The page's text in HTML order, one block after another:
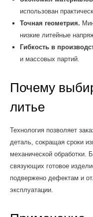
использован
Точная геометрия.
низкие литейные
Гибкость в
и массовых партий.
Почему
литье
Технология позволяет
деталь, сокращая сроки
механической обработки.
связующих готовое
подвержено дефектам и
эксплуатации.